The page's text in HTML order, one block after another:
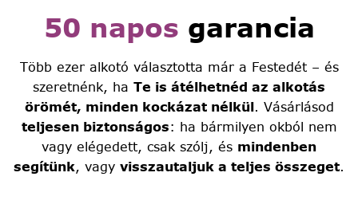
50 napos garancia
Több ezer alkotó választotta már a Festedét – és
szeretnénk, ha Te is átélhetnéd az alkotás
örömét, minden kockázat nélkül. Vásárlásod
teljesen biztonságos: ha bármilyen okból nem
vagy elégedett, csak szólj, és mindenben
segítünk, vagy visszautaljuk a teljes összeget.